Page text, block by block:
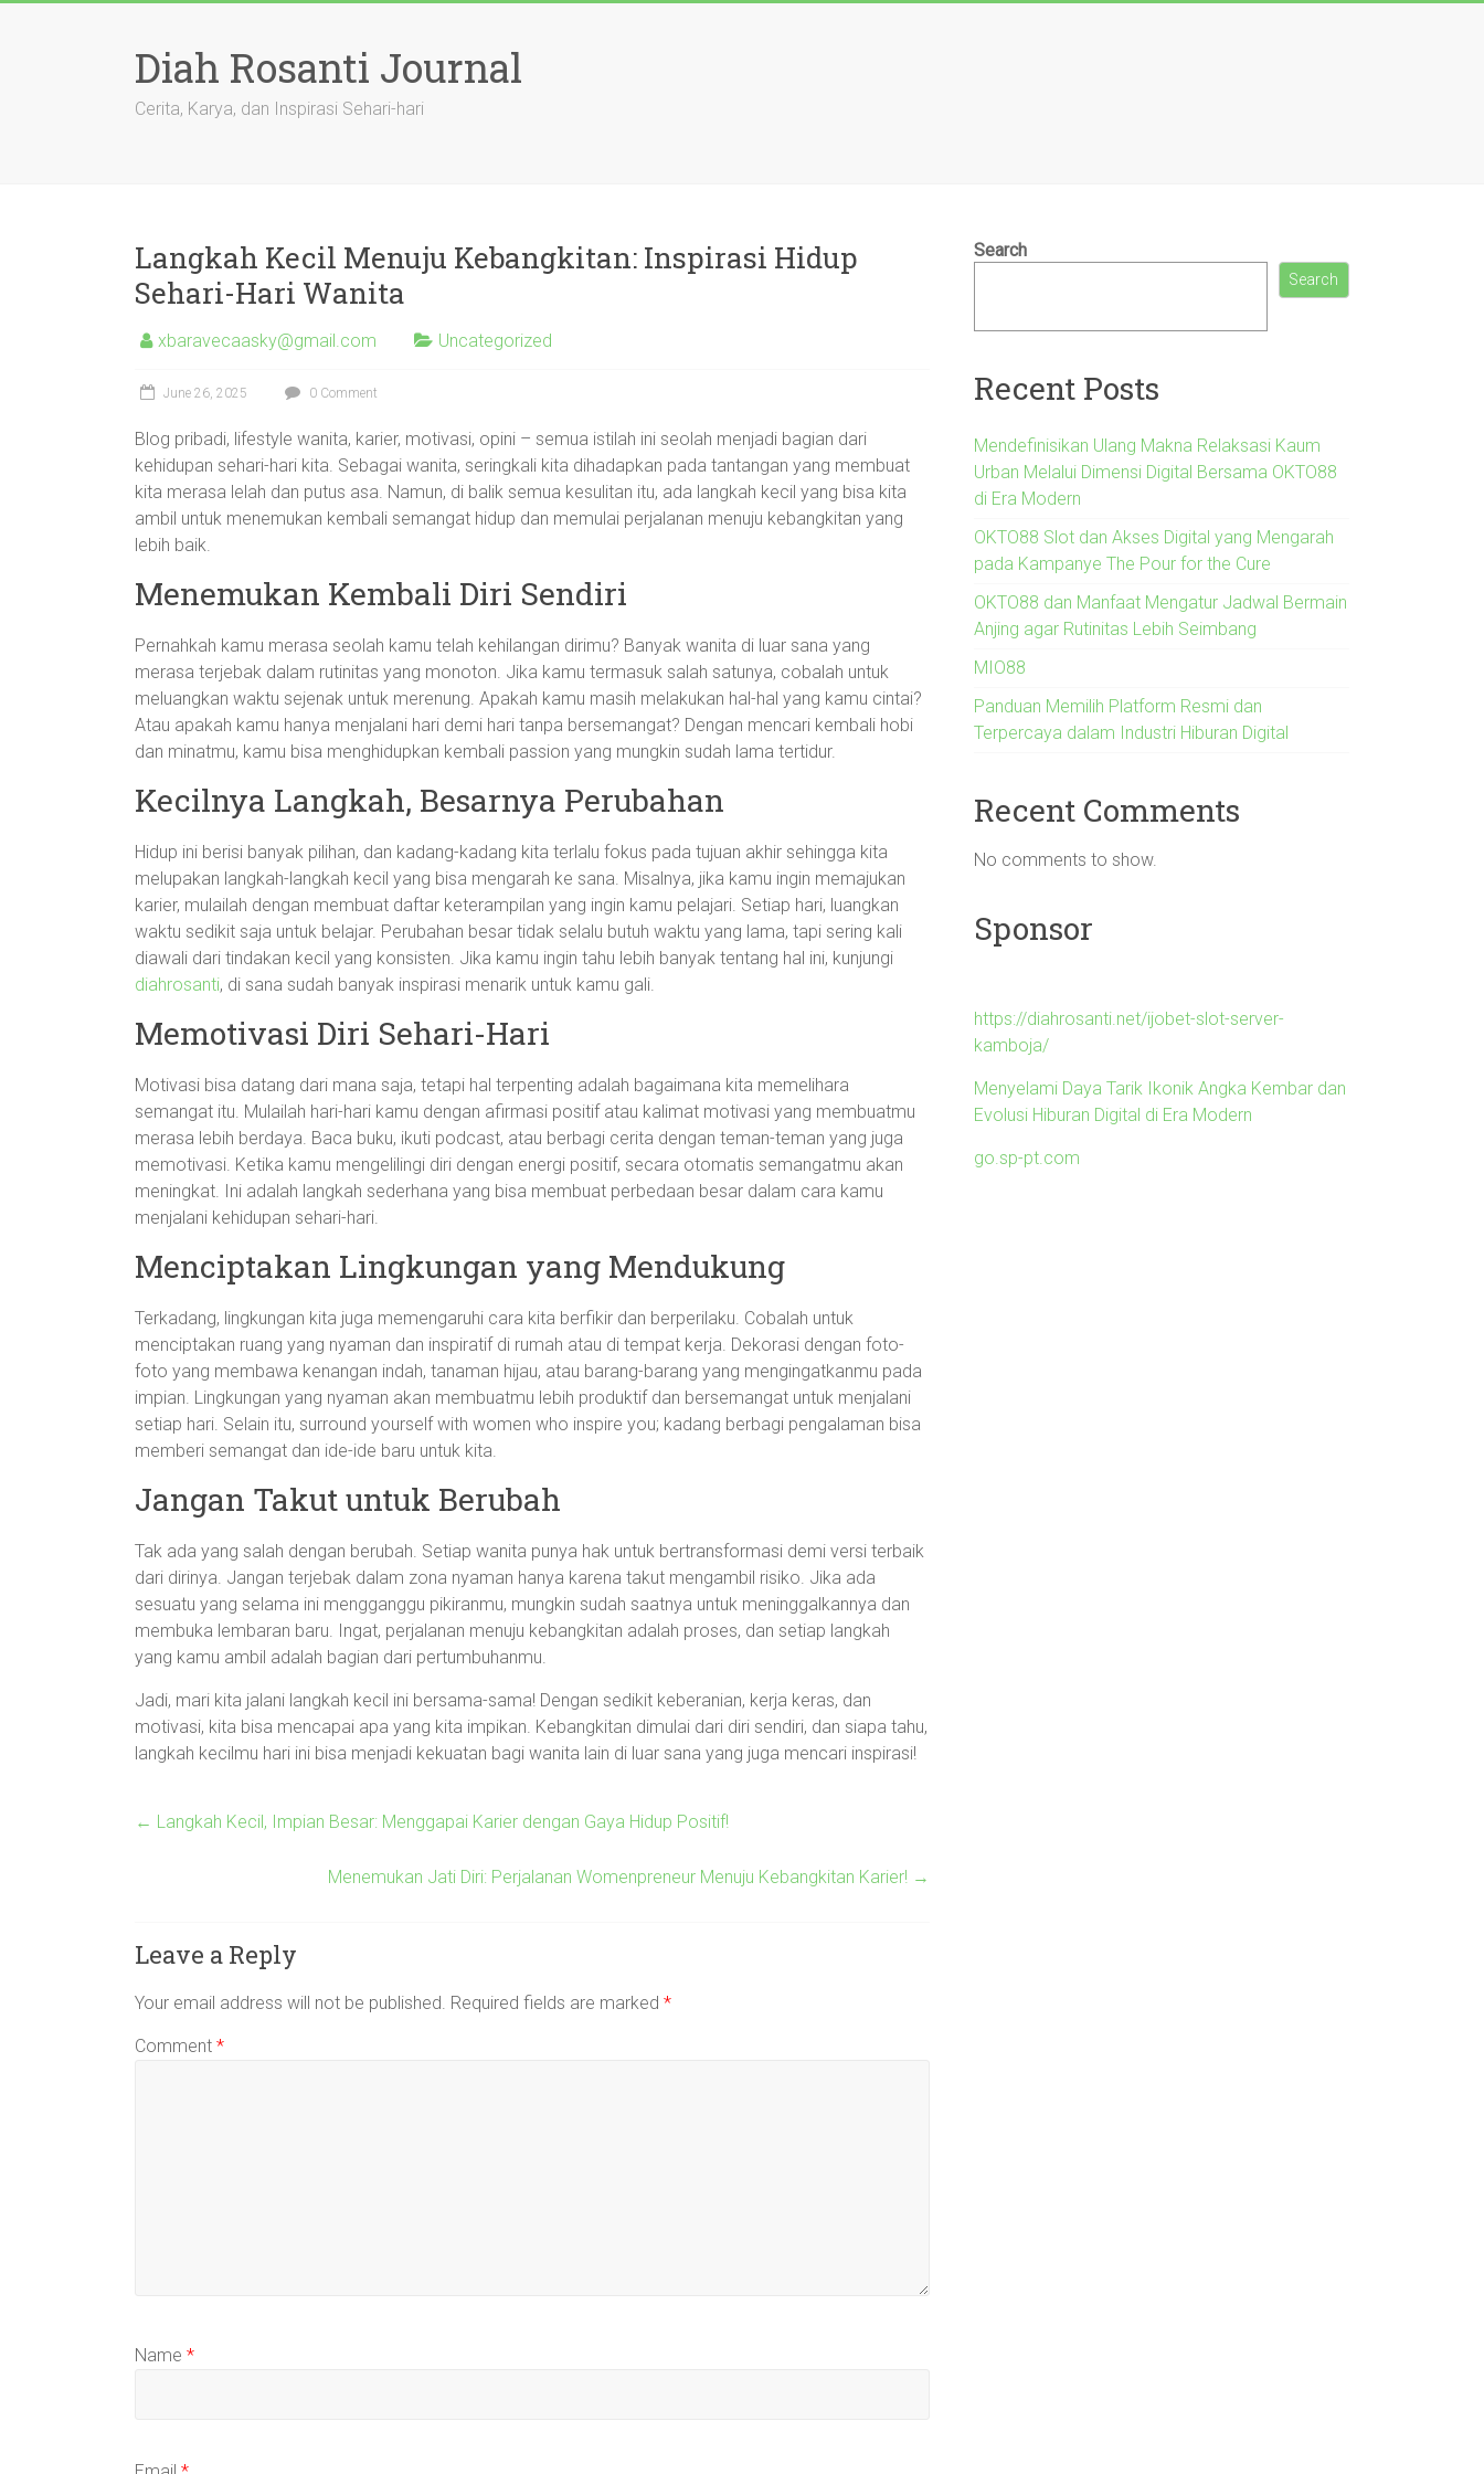
Diah Rosanti Journal
Cerita, Karya, dan Inspirasi Sehari-hari
Langkah Kecil Menuju Kebangkitan: Inspirasi Hidup
Sehari-Hari Wanita
xbaravecaasky@gmail.com Uncategorized
June 26, 2025 0 Comment
Blog pribadi, lifestyle wanita, karier, motivasi, opini – semua istilah ini seolah menjadi bagian dari
kehidupan sehari-hari kita. Sebagai wanita, seringkali kita dihadapkan pada tantangan yang membuat
kita merasa lelah dan putus asa. Namun, di balik semua kesulitan itu, ada langkah kecil yang bisa kita
ambil untuk menemukan kembali semangat hidup dan memulai perjalanan menuju kebangkitan yang
lebih baik.
Menemukan Kembali Diri Sendiri
Pernahkah kamu merasa seolah kamu telah kehilangan dirimu? Banyak wanita di luar sana yang
merasa terjebak dalam rutinitas yang monoton. Jika kamu termasuk salah satunya, cobalah untuk
meluangkan waktu sejenak untuk merenung. Apakah kamu masih melakukan hal-hal yang kamu cintai?
Atau apakah kamu hanya menjalani hari demi hari tanpa bersemangat? Dengan mencari kembali hobi
dan minatmu, kamu bisa menghidupkan kembali passion yang mungkin sudah lama tertidur.
Kecilnya Langkah, Besarnya Perubahan
Hidup ini berisi banyak pilihan, dan kadang-kadang kita terlalu fokus pada tujuan akhir sehingga kita
melupakan langkah-langkah kecil yang bisa mengarah ke sana. Misalnya, jika kamu ingin memajukan
karier, mulailah dengan membuat daftar keterampilan yang ingin kamu pelajari. Setiap hari, luangkan
waktu sedikit saja untuk belajar. Perubahan besar tidak selalu butuh waktu yang lama, tapi sering kali
diawali dari tindakan kecil yang konsisten. Jika kamu ingin tahu lebih banyak tentang hal ini, kunjungi
diahrosanti, di sana sudah banyak inspirasi menarik untuk kamu gali.
Memotivasi Diri Sehari-Hari
Motivasi bisa datang dari mana saja, tetapi hal terpenting adalah bagaimana kita memelihara
semangat itu. Mulailah hari-hari kamu dengan afirmasi positif atau kalimat motivasi yang membuatmu
merasa lebih berdaya. Baca buku, ikuti podcast, atau berbagi cerita dengan teman-teman yang juga
memotivasi. Ketika kamu mengelilingi diri dengan energi positif, secara otomatis semangatmu akan
meningkat. Ini adalah langkah sederhana yang bisa membuat perbedaan besar dalam cara kamu
menjalani kehidupan sehari-hari.
Menciptakan Lingkungan yang Mendukung
Terkadang, lingkungan kita juga memengaruhi cara kita berfikir dan berperilaku. Cobalah untuk
menciptakan ruang yang nyaman dan inspiratif di rumah atau di tempat kerja. Dekorasi dengan foto-
foto yang membawa kenangan indah, tanaman hijau, atau barang-barang yang mengingatkanmu pada
impian. Lingkungan yang nyaman akan membuatmu lebih produktif dan bersemangat untuk menjalani
setiap hari. Selain itu, surround yourself with women who inspire you; kadang berbagi pengalaman bisa
memberi semangat dan ide-ide baru untuk kita.
Jangan Takut untuk Berubah
Tak ada yang salah dengan berubah. Setiap wanita punya hak untuk bertransformasi demi versi terbaik
dari dirinya. Jangan terjebak dalam zona nyaman hanya karena takut mengambil risiko. Jika ada
sesuatu yang selama ini mengganggu pikiranmu, mungkin sudah saatnya untuk meninggalkannya dan
membuka lembaran baru. Ingat, perjalanan menuju kebangkitan adalah proses, dan setiap langkah
yang kamu ambil adalah bagian dari pertumbuhanmu.
Jadi, mari kita jalani langkah kecil ini bersama-sama! Dengan sedikit keberanian, kerja keras, dan
motivasi, kita bisa mencapai apa yang kita impikan. Kebangkitan dimulai dari diri sendiri, dan siapa tahu,
langkah kecilmu hari ini bisa menjadi kekuatan bagi wanita lain di luar sana yang juga mencari inspirasi!
← Langkah Kecil, Impian Besar: Menggapai Karier dengan Gaya Hidup Positif!
Menemukan Jati Diri: Perjalanan Womenpreneur Menuju Kebangkitan Karier! →
Leave a Reply
Your email address will not be published. Required fields are marked *
Comment *
Name *
Search
Search
Recent Posts
Mendefinisikan Ulang Makna Relaksasi Kaum
Urban Melalui Dimensi Digital Bersama OKTO88
di Era Modern
OKTO88 Slot dan Akses Digital yang Mengarah
pada Kampanye The Pour for the Cure
OKTO88 dan Manfaat Mengatur Jadwal Bermain
Anjing agar Rutinitas Lebih Seimbang
MIO88
Panduan Memilih Platform Resmi dan
Terpercaya dalam Industri Hiburan Digital
Recent Comments
No comments to show.
Sponsor
https://diahrosanti.net/ijobet-slot-server-
kamboja/
Menyelami Daya Tarik Ikonik Angka Kembar dan
Evolusi Hiburan Digital di Era Modern
go.sp-pt.com